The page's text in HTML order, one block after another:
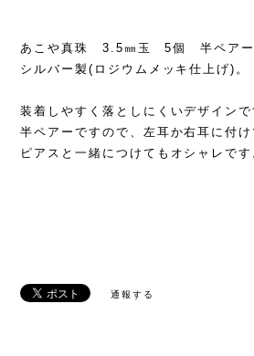
あこや真珠 3.5㎜玉 5個 半ペアー
シルバー製(ロジウムメッキ仕上げ)。
装着しやすく落としにくいデザインで
半ペアーですので、左耳か右耳に付け
ピアスと一緒につけてもオシャレです
通報する